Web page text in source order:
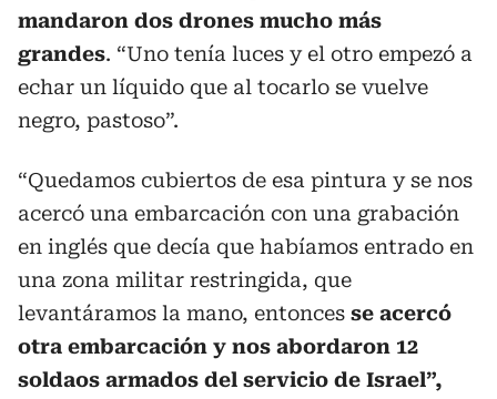
mandaron dos drones mucho más
grandes. “Uno tenía luces y el otro empezó a
echar un líquido que al tocarlo se vuelve
negro, pastoso”.
“Quedamos cubiertos de esa pintura y se nos
acercó una embarcación con una grabación
en inglés que decía que habíamos entrado en
una zona militar restringida, que
levantáramos la mano, entonces se acercó
otra embarcación y nos abordaron 12
soldaos armados del servicio de Israel”,